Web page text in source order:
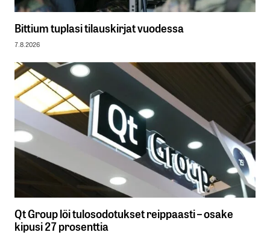
Bittium tuplasi tilauskirjat vuodessa
7.8.2026
Qt Group löi tulosodotukset reippaasti – osake
kipusi 27 prosenttia